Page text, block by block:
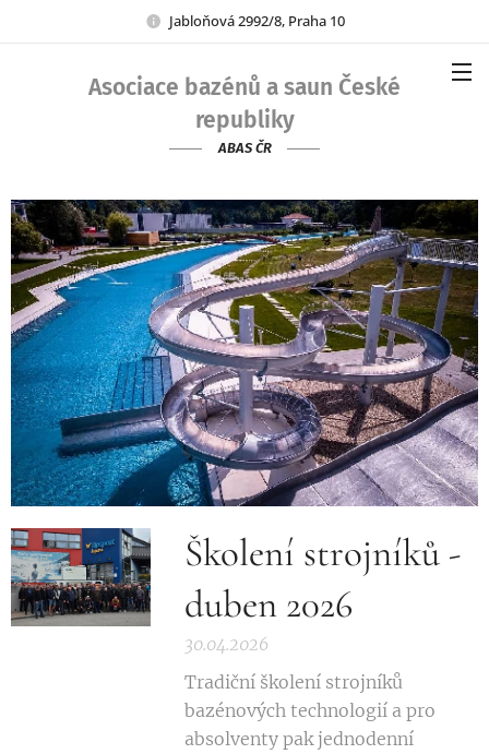
Jabloňová 2992/8, Praha 10
Asociace bazénů a saun České
republiky
ABAS ČR
Školení strojníků -
duben 2026
30.04.2026
Tradiční školení strojníků
bazénových technologií a pro
absolventy pak jednodenní